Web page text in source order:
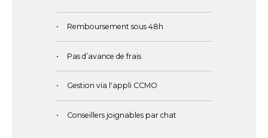
Remboursement sous 48h
Pas d’avance de frais
Gestion via l'appli CCMO
Conseillers joignables par chat